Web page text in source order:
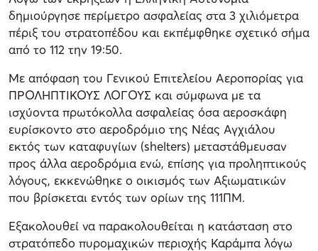
δημιούργησε περίμετρο ασφαλείας στα 3 χιλιόμετρα
πέριξ του στρατοπέδου και εκπέμφθηκε σχετικό σήμα
από το 112 την 19:50.
Με απόφαση του Γενικού Επιτελείου Αεροπορίας για
ΠΡΟΛΗΠΤΙΚΟΥΣ ΛΟΓΟΥΣ και σύμφωνα με τα
ισχύοντα πρωτόκολλα ασφαλείας όσα αεροσκάφη
ευρίσκοντο στο αεροδρόμιο της Νέας Αγχιάλου
εκτός των καταφυγίων (shelters) μεταστάθμευσαν
προς άλλα αεροδρόμια ενώ, επίσης για προληπτικούς
λόγους, εκκενώθηκε ο οικισμός των Αξιωματικών
που βρίσκεται εντός των ορίων της 111ΠΜ.
Εξακολουθεί να παρακολουθείται η κατάσταση στο
στρατόπεδο πυρομαχικών περιοχής Καράμπα λόγω